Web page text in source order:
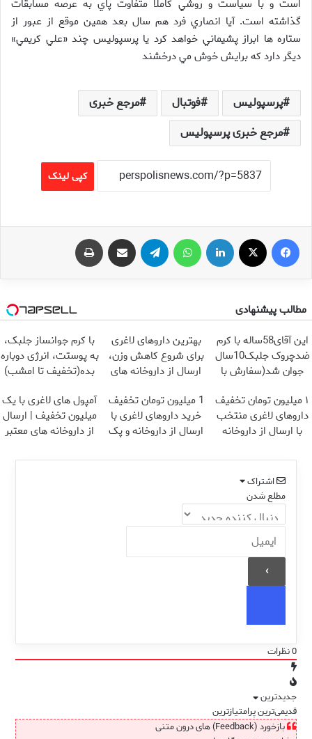
است و با سياست و روشي کاملاً متفاوت پاي به عرصه مسابقات
گذاشته است. آيا انصاري فرد هم سال بعد همين موقع از عبور از
ستاره ها ابراز پشيماني خواهد کرد يا پرسپوليس چند «علي کريمي»
ديگر دارد که برايش خوش مي درخشند
پرسپولیس فوتبال
مرجع خبری
مرجع خبری پرسپولیس
کپی لینک
فیس بوک لینکدین تلگرام اشتراک گذاری از طریق ایمیل
مطالب پیشنهادی
این آقای58ساله با کرم
ضدچروک جلبک10سال
جوان شد(سفارش با
بهترین داروهای لاغری
برای شروع کاهش وزن،
ارسال از داروخانه های
با کرم جوانساز جلبک،
به پوستت، انرژی دوباره
بده(تخفیف تا امشب)
۱ میلیون تومان تخفیف
داروهای لاغری منتخب
با ارسال از داروخانه
1 میلیون تومان تخفیف
خرید داروهای لاغری با
ارسال از داروخانه و پک
آمپول های لاغری با یک
میلیون تخفیف | ارسال
از داروخانه های معتبر
اشتراک
مطلع شدن
0نظرات
جدیدترین
قدیمی‌ترینپرامتیازترین
بازخورد (Feedback) های درون متنی